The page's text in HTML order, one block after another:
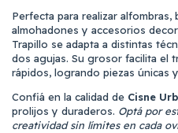
Perfecta para realizar
almohadones y accesorios
Trapillo se adapta a distintas
dos agujas. Su grosor facilita el
rápidos, logrando piezas únicas
Confiá en la calidad de Cisne
prolijos y duraderos. Optá por
creatividad sin límites en cada